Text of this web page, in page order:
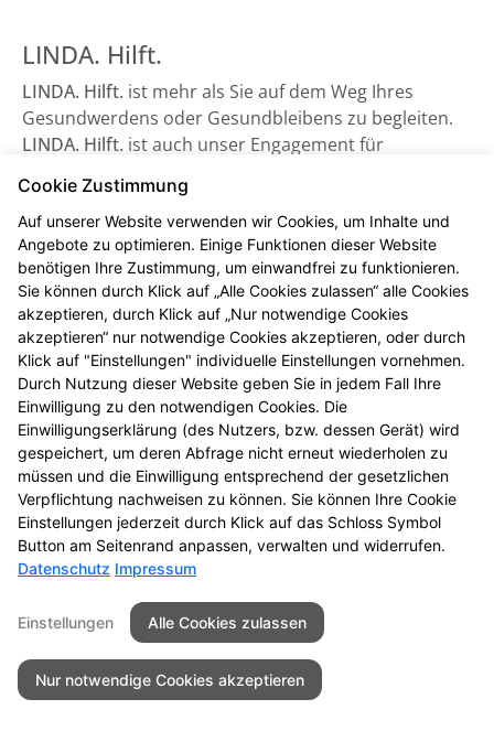
LINDA. Hilft.
LINDA. Hilft. ist mehr als Sie auf dem Weg Ihres
Gesundwerdens oder Gesundbleibens zu begleiten.
LINDA. Hilft. ist auch unser Engagement für
angewiesen sind - sowie beispielsweise der
Bundesverband Kinderhospiz e. V. Schauen Sie gerne
einmal vorbei.
Zu LINDA. Hilft.
Kontakt Impressum
Datenschutz
Barrierefreiheit
© 2026 Salinen Apotheke
Cookie Zustimmung
Auf unserer Website verwenden wir Cookies, um Inhalte und
Angebote zu optimieren. Einige Funktionen dieser Website
benötigen Ihre Zustimmung, um einwandfrei zu funktionieren.
Sie können durch Klick auf „Alle Cookies zulassen“ alle Cookies
akzeptieren, durch Klick auf „Nur notwendige Cookies
akzeptieren“ nur notwendige Cookies akzeptieren, oder durch
Klick auf "Einstellungen" individuelle Einstellungen vornehmen.
Durch Nutzung dieser Website geben Sie in jedem Fall Ihre
Einwilligung zu den notwendigen Cookies. Die
Einwilligungserklärung (des Nutzers, bzw. dessen Gerät) wird
gespeichert, um deren Abfrage nicht erneut wiederholen zu
müssen und die Einwilligung entsprechend der gesetzlichen
Verpflichtung nachweisen zu können. Sie können Ihre Cookie
Einstellungen jederzeit durch Klick auf das Schloss Symbol
Button am Seitenrand anpassen, verwalten und widerrufen.
Datenschutz Impressum
Einstellungen Alle Cookies zulassen
Nur notwendige Cookies akzeptieren